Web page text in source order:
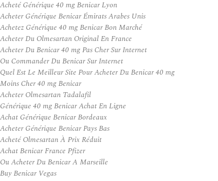
Acheté Générique 40 mg Benicar Lyon
Acheter Générique Benicar Émirats Arabes Unis
Achetez Générique 40 mg Benicar Bon Marché
Acheter Du Olmesartan Original En France
Acheter Du Benicar 40 mg Pas Cher Sur Internet
Ou Commander Du Benicar Sur Internet
Quel Est Le Meilleur Site Pour Acheter Du Benicar 40 mg
Moins Cher 40 mg Benicar
Acheter Olmesartan Tadalafil
Générique 40 mg Benicar Achat En Ligne
Achat Générique Benicar Bordeaux
Acheter Générique Benicar Pays Bas
Acheté Olmesartan À Prix Réduit
Achat Benicar France Pfizer
Ou Acheter Du Benicar A Marseille
Buy Benicar Vegas